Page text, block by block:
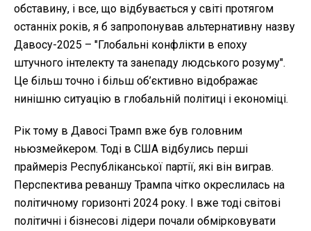
обставину, і все, що відбувається у світі протягом
останніх років, я б запропонував альтернативну назву
Давосу-2025 – "Глобальні конфлікти в епоху
штучного інтелекту та занепаду людського розуму".
Це більш точно і більш об’єктивно відображає
нинішню ситуацію в глобальній політиці і економіці.
Рік тому в Давосі Трамп вже був головним
ньюзмейкером. Тоді в США відбулись перші
праймеріз Республіканської партії, які він виграв.
Перспектива реваншу Трампа чітко окреслилась на
політичному горизонті 2024 року. І вже тоді світові
політичні і бізнесові лідери почали обмірковувати